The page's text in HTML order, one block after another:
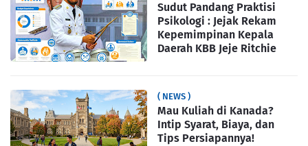
Sudut Pandang Praktisi
Psikologi : Jejak Rekam
Kepemimpinan Kepala
Daerah KBB Jeje Ritchie
( NEWS )
Mau Kuliah di Kanada?
Intip Syarat, Biaya, dan
Tips Persiapannya!